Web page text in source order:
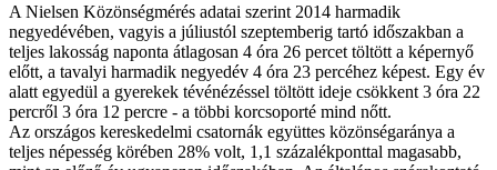
A Nielsen Közönségmérés adatai szerint 2014 harmadik
negyedévében, vagyis a júliustól szeptemberig tartó időszakban a
teljes lakosság naponta átlagosan 4 óra 26 percet töltött a képernyő
előtt, a tavalyi harmadik negyedév 4 óra 23 percéhez képest. Egy év
alatt egyedül a gyerekek tévénézéssel töltött ideje csökkent 3 óra 22
percről 3 óra 12 percre - a többi korcsoporté mind nőtt.
Az országos kereskedelmi csatornák együttes közönségaránya a
teljes népesség körében 28% volt, 1,1 százalékponttal magasabb,